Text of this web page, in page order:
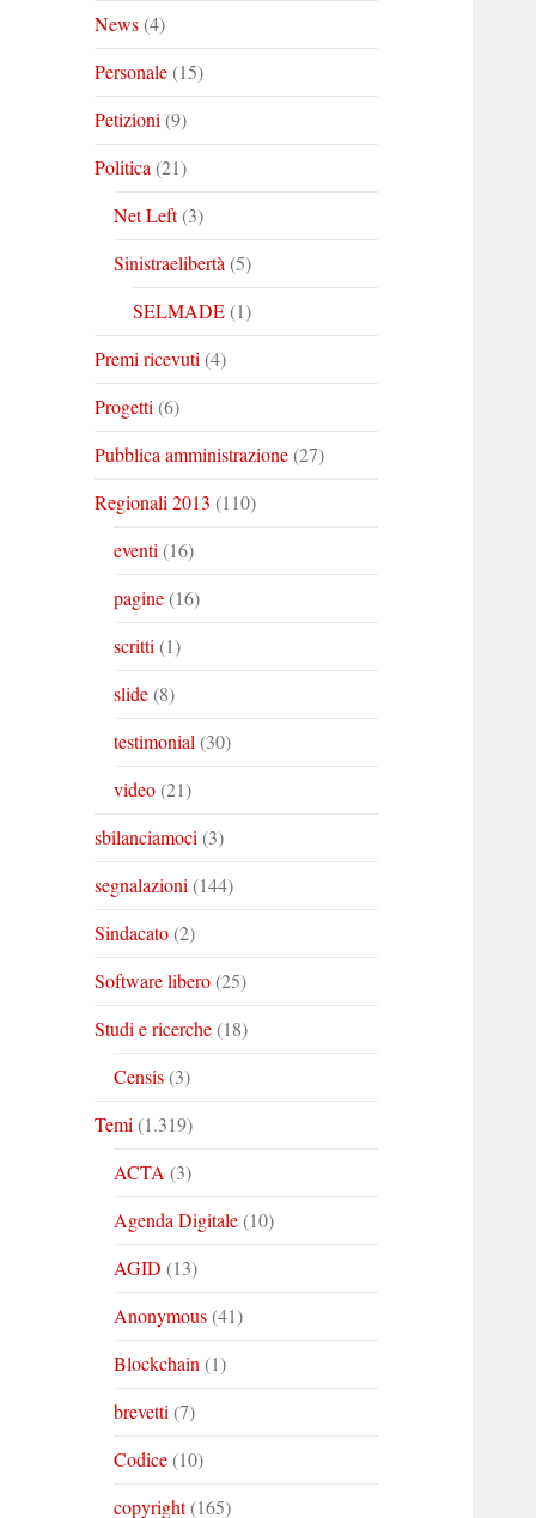
News(4)
Personale(15)
Petizioni (9)
Politica (21)
Net Left(3)
Sinistraelibertà (5)
SELMADE(1)
Premi ricevuti (4)
Progetti (6)
Pubblica amministrazione(27)
Regionali 2013 (110)
eventi (16)
pagine(16)
scritti (1)
slide(8)
testimonial (30)
video(21)
sbilanciamoci (3)
segnalazioni (144)
Sindacato(2)
Software libero(25)
Studi e ricerche(18)
Censis(3)
Temi (1.319)
ACTA (3)
Agenda Digitale(10)
AGID (13)
Anonymous(41)
Blockchain (1)
brevetti (7)
Codice(10)
copyright(165)